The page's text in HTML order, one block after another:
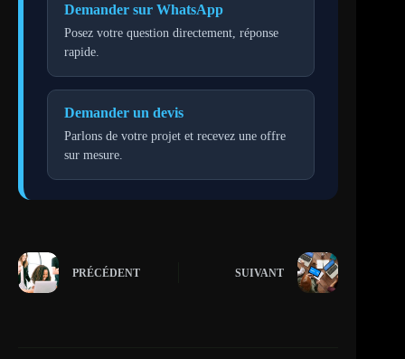
Demander sur WhatsApp
Posez votre question directement, réponse
rapide.
Demander un devis
Parlons de votre projet et recevez une offre
sur mesure.
PRÉCÉDENT SUIVANT